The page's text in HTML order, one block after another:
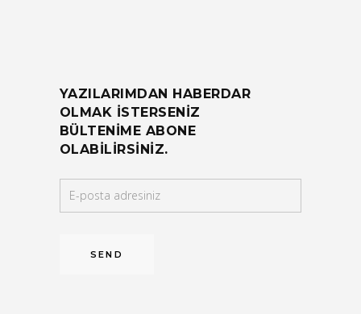
YAZILARIMDAN HABERDAR
OLMAK ISTERSENIZ
BÜLTENIME ABONE
OLABILIRSINIZ.